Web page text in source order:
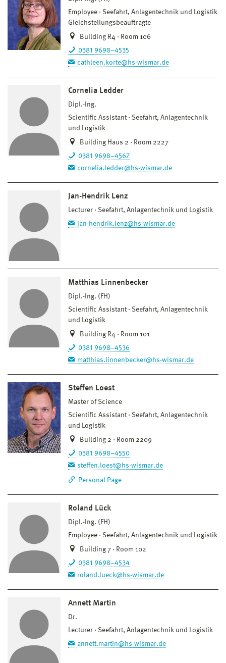
Employee
Seefahrt, Anlagentechnik und Logistik
Gleichstellungsbeauftragte
Building R4 · Room 106
0381 9698–4535
cathleen.korte@hs-wismar.de
Cornelia Ledder
Dipl.-Ing.
Scientific Assistant
Seefahrt, Anlagentechnik
und Logistik
Building Haus 2 · Room 2227
0381 9698–4567
cornelia.ledder@hs-wismar.de
Jan-Hendrik Lenz
Lecturer
Seefahrt, Anlagentechnik und Logistik
jan-hendrik.lenz@hs-wismar.de
Matthias Linnenbecker
Dipl.-Ing. (FH)
Scientific Assistant
Seefahrt, Anlagentechnik
und Logistik
Building R4 · Room 101
0381 9698–4536
matthias.linnenbecker@hs-wismar.de
Steffen Loest
Master of Science
Scientific Assistant
Seefahrt, Anlagentechnik
und Logistik
Building 2 · Room 2209
0381 9698–4550
steffen.loest@hs-wismar.de
Personal Page
Roland Lück
Dipl.-Ing. (FH)
Employee
Seefahrt, Anlagentechnik und Logistik
Building 7 · Room 102
0381 9698–4534
roland.lueck@hs-wismar.de
Annett Martin
Dr.
Lecturer
Seefahrt, Anlagentechnik und Logistik
annett.martin@hs-wismar.de